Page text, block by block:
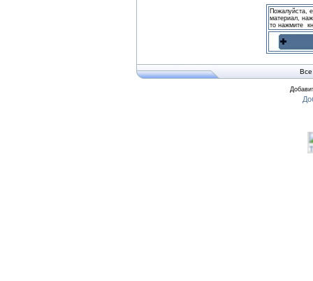
Хмурые, пасмурные дни
Врачи установили настоящее
Пожалуйста,
материал,
то нажмите